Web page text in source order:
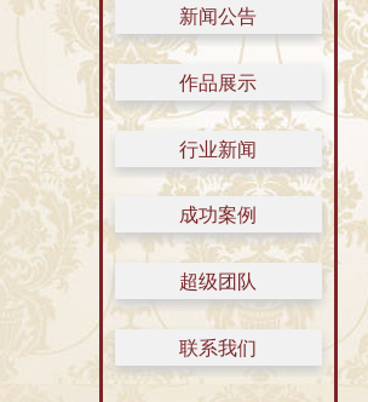
新闻公告
作品展示
行业新闻
成功案例
超级团队
联系我们